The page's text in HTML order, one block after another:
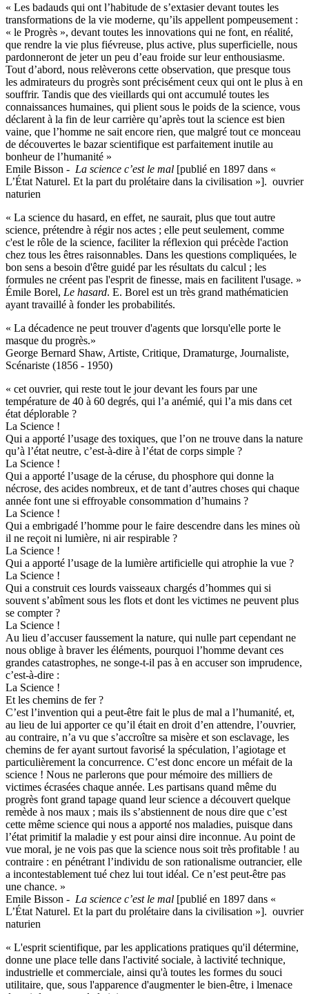
« Les badauds qui ont l’habitude de s’extasier devant toutes les
transformations de la vie moderne, qu’ils appellent pompeusement :
« le Progrès », devant toutes les innovations qui ne font, en réalité,
que rendre la vie plus fiévreuse, plus active, plus superficielle, nous
pardonneront de jeter un peu d’eau froide sur leur enthousiasme.
Tout d’abord, nous relèverons cette observation, que presque tous
les admirateurs du progrès sont précisément ceux qui ont le plus à en
souffrir. Tandis que des vieillards qui ont accumulé toutes les
connaissances humaines, qui plient sous le poids de la science, vous
déclarent à la fin de leur carrière qu’après tout la science est bien
vaine, que l’homme ne sait encore rien, que malgré tout ce monceau
de découvertes le bazar scientifique est parfaitement inutile au
bonheur de l’humanité »
Emile Bisson - La science c’est le mal [publié en 1897 dans «
L’État Naturel. Et la part du prolétaire dans la civilisation »]. ouvrier
naturien
« La science du hasard, en effet, ne saurait, plus que tout autre
science, prétendre à régir nos actes ; elle peut seulement, comme
c'est le rôle de la science, faciliter la réflexion qui précède l'action
chez tous les êtres raisonnables. Dans les questions compliquées, le
bon sens a besoin d'être guidé par les résultats du calcul ; les
formules ne créent pas l'esprit de finesse, mais en facilitent l'usage. »
Émile Borel, Le hasard. E. Borel est un très grand mathématicien
ayant travaillé à fonder les probabilités.
« La décadence ne peut trouver d'agents que lorsqu'elle porte le
masque du progrès.»
George Bernard Shaw, Artiste, Critique, Dramaturge, Journaliste,
Scénariste (1856 - 1950)
« cet ouvrier, qui reste tout le jour devant les fours par une
température de 40 à 60 degrés, qui l’a anémié, qui l’a mis dans cet
état déplorable ?
La Science !
Qui a apporté l’usage des toxiques, que l’on ne trouve dans la nature
qu’à l’état neutre, c’est-à-dire à l’état de corps simple ?
La Science !
Qui a apporté l’usage de la céruse, du phosphore qui donne la
nécrose, des acides nombreux, et de tant d’autres choses qui chaque
année font une si effroyable consommation d’humains ?
La Science !
Qui a embrigadé l’homme pour le faire descendre dans les mines où
il ne reçoit ni lumière, ni air respirable ?
La Science !
Qui a apporté l’usage de la lumière artificielle qui atrophie la vue ?
La Science !
Qui a construit ces lourds vaisseaux chargés d’hommes qui si
souvent s’abîment sous les flots et dont les victimes ne peuvent plus
se compter ?
La Science !
Au lieu d’accuser faussement la nature, qui nulle part cependant ne
nous oblige à braver les éléments, pourquoi l’homme devant ces
grandes catastrophes, ne songe-t-il pas à en accuser son imprudence,
c’est-à-dire :
La Science !
Et les chemins de fer ?
C’est l’invention qui a peut-être fait le plus de mal a l’humanité, et,
au lieu de lui apporter ce qu’il était en droit d’en attendre, l’ouvrier,
au contraire, n’a vu que s’accroître sa misère et son esclavage, les
chemins de fer ayant surtout favorisé la spéculation, l’agiotage et
particulièrement la concurrence. C’est donc encore un méfait de la
science ! Nous ne parlerons que pour mémoire des milliers de
victimes écrasées chaque année. Les partisans quand même du
progrès font grand tapage quand leur science a découvert quelque
remède à nos maux ; mais ils s’abstiennent de nous dire que c’est
cette même science qui nous a apporté nos maladies, puisque dans
l’état primitif la maladie y est pour ainsi dire inconnue. Au point de
vue moral, je ne vois pas que la science nous soit très profitable ! au
contraire : en pénétrant l’individu de son rationalisme outrancier, elle
a incontestablement tué chez lui tout idéal. Ce n’est peut-être pas
une chance. »
Emile Bisson - La science c’est le mal [publié en 1897 dans «
L’État Naturel. Et la part du prolétaire dans la civilisation »]. ouvrier
naturien
« L'esprit scientifique, par les applications pratiques qu'il détermine,
donne une place telle dans l'activité sociale, à lactivité technique,
industrielle et commerciale, ainsi qu'à toutes les formes du souci
utilitaire, que, sous l'apparence d'augmenter le bien-être, i lmenace